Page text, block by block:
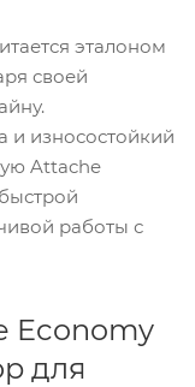
эталоном
своей
и износостойкий
Attache
работы с
Economy
для